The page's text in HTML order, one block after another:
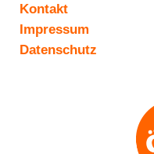
Kontakt
Impressum
Datenschutz